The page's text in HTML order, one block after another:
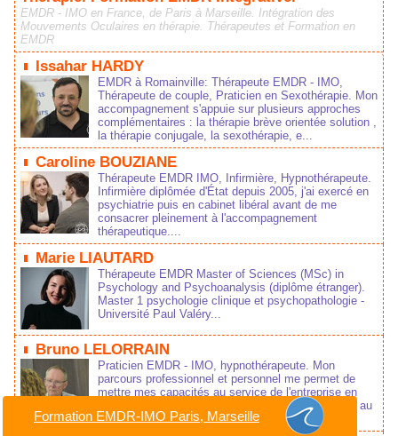
EMDR - IMO en France, de Paris à Marseille. Intégration des
Mouvements Oculaires en thérapie. Thérapeutes et Formation en
EMDR
Issahar HARDY
EMDR à Romainville: Thérapeute EMDR - IMO,
Thérapeute de couple, Praticien en Sexothérapie. Mon
accompagnement s'appuie sur plusieurs approches
complémentaires : la thérapie brève orientée solution ,
la thérapie conjugale, la sexothérapie, e...
Caroline BOUZIANE
Thérapeute EMDR IMO, Infirmière, Hypnothérapeute.
Infirmière diplômée d'État depuis 2005, j'ai exercé en
psychiatrie puis en cabinet libéral avant de me
consacrer pleinement à l'accompagnement
thérapeutique....
Marie LIAUTARD
Thérapeute EMDR Master of Sciences (MSc) in
Psychology and Psychoanalysis (diplôme étranger).
Master 1 psychologie clinique et psychopathologie -
Université Paul Valéry...
Bruno LELORRAIN
Praticien EMDR - IMO, hypnothérapeute. Mon
parcours professionnel et personnel me permet de
mettre mes capacités au service de l'entreprise en
diffusant et mobilisant les ressources nécessaires au
changement....
Formation EMDR-IMO Paris, Marseille